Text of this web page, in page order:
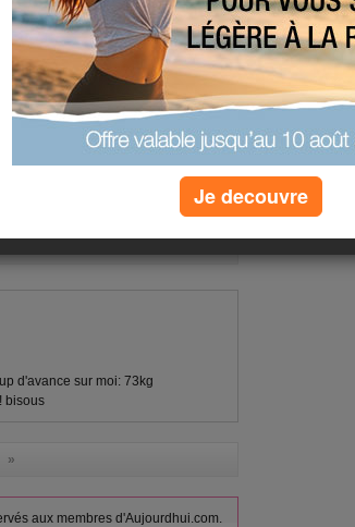
avant les vacances
(1) commentaires
d'avance sur moi: 73kg
bisous
»
aux membres d'Aujourdhui.com.
Je decouvre